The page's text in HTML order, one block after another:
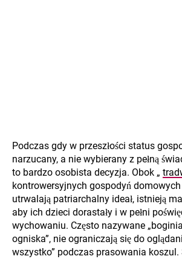
Podczas gdy w przeszłości status
narzucany, a nie wybierany z pełną
to bardzo osobista decyzja. Obok „
kontrowersyjnych gospodyń
utrwalają patriarchalny ideał, istnieją
aby ich dzieci dorastały i w pełni
wychowaniu. Często nazywane
ogniska”, nie ograniczają się do
wszystko” podczas prasowania koszul.